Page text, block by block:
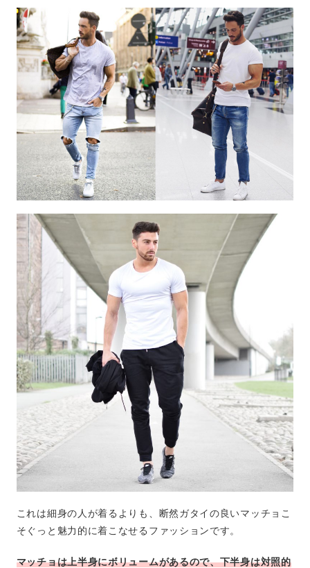
これは細身の人が着るよりも、断然ガタイの良いマッチョこ
そぐっと魅力的に着こなせるファッションです。
マッチョは上半身にボリュームがあるので、下半身は対照的